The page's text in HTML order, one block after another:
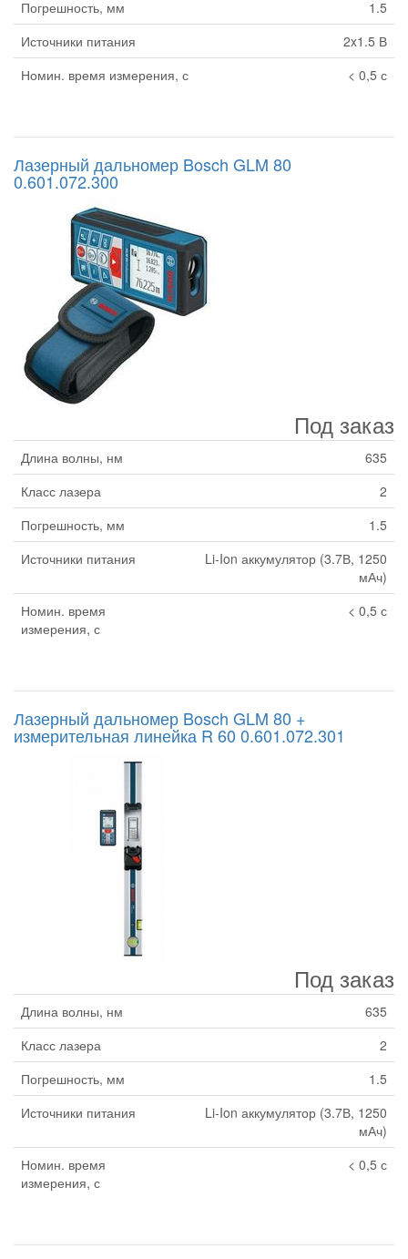
Погрешность, мм
1.5
Источники питания
2x1.5 В
Номин. время измерения, с
< 0,5 с
Лазерный дальномер Bosch GLM 80
0.601.072.300
Под заказ
Длина волны, нм
635
Класс лазера
2
Погрешность, мм
1.5
Источники питания
Li-Ion аккумулятор (3.7В, 1250
мАч)
Номин. время
измерения, с
< 0,5 с
Лазерный дальномер Bosch GLM 80 +
измерительная линейка R 60 0.601.072.301
Под заказ
Длина волны, нм
635
Класс лазера
2
Погрешность, мм
1.5
Источники питания
Li-Ion аккумулятор (3.7В, 1250
мАч)
Номин. время
измерения, с
< 0,5 с